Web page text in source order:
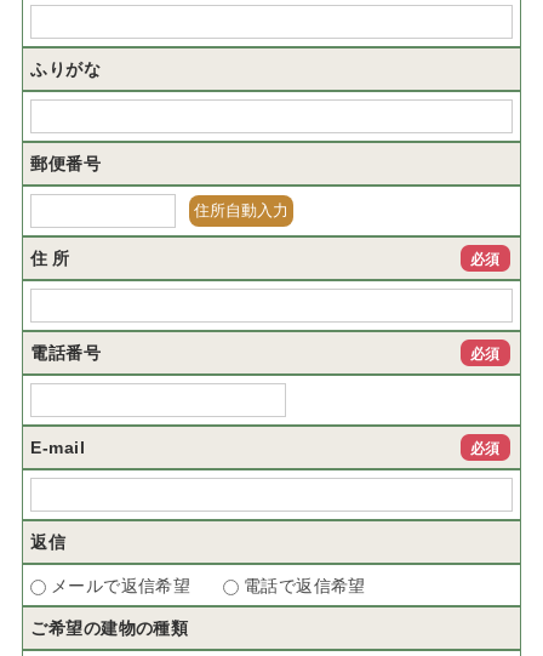
ふりがな
郵便番号
住 所 必須
電話番号 必須
E-mail 必須
返信
メールで返信希望
電話で返信希望
ご希望の建物の種類